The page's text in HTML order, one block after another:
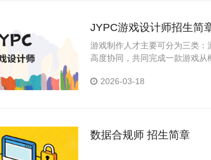
JYPC游戏设计师招生简
游戏制作人才主要可分为三类：
高度协同，共同完成一款游戏从
2026-03-18
数据合规师 招生简章